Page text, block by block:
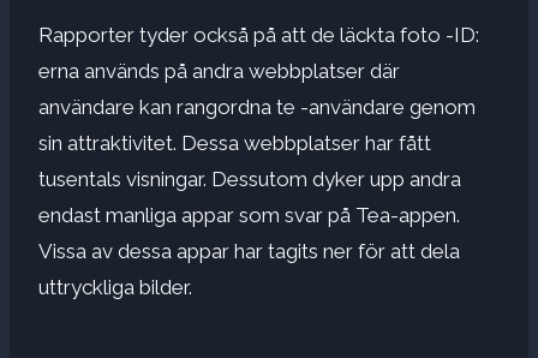
Rapporter tyder också på att de läckta foto -ID:
erna används på andra webbplatser där
användare kan rangordna te -användare genom
sin attraktivitet. Dessa webbplatser har fått
tusentals visningar. Dessutom dyker upp andra
endast manliga appar som svar på Tea-appen.
Vissa av dessa appar har tagits ner för att dela
uttryckliga bilder.